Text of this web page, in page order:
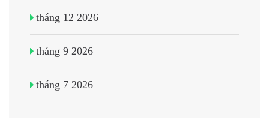
tháng 12 2026
tháng 9 2026
tháng 7 2026